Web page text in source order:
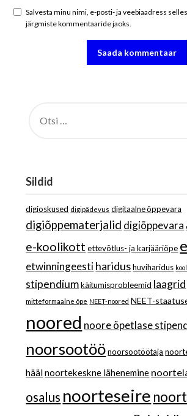
Salvesta minu nimi, e-posti- ja veebiaadress
järgmiste kommentaaride jaoks.
Sildid
digioskused digipädevus digitaalne õppevara
digiõppematerjalid digiõppevara
e-koolikott ettevõtlus- ja karjääriõpe
etwinningeestiharidus huviharidus kool
stipendium käitumisprobleemid laagrid
mitteformaalne õpe NEET-noored NEET-
noored noore õpetlase
noorsootöö noorsootöötaja
häälnoortekeskne lähenemine
osalus noorteseire